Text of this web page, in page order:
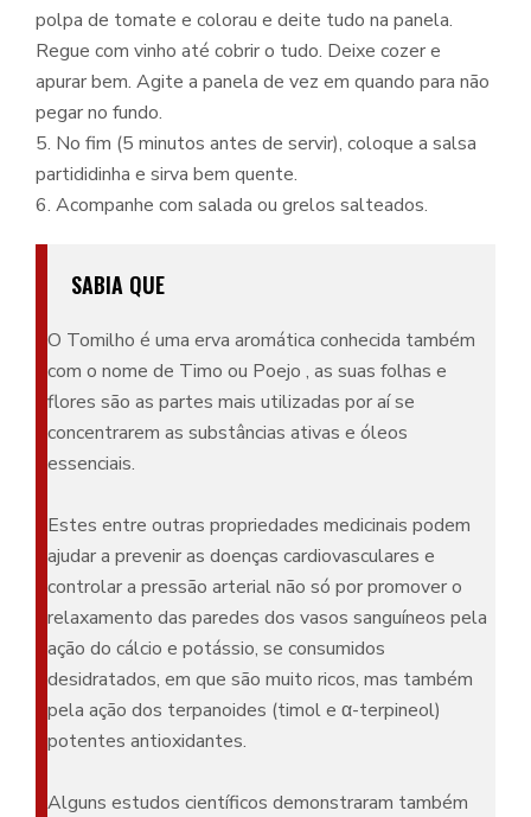
polpa de tomate e colorau e deite tudo na panela.
Regue com vinho até cobrir o tudo. Deixe cozer e
apurar bem. Agite a panela de vez em quando para não
pegar no fundo.
5. No fim (5 minutos antes de servir), coloque a salsa
partididinha e sirva bem quente.
6. Acompanhe com salada ou grelos salteados.
SABIA QUE
O Tomilho é uma erva aromática conhecida também
com o nome de Timo ou Poejo , as suas folhas e
flores são as partes mais utilizadas por aí se
concentrarem as substâncias ativas e óleos
essenciais.
Estes entre outras propriedades medicinais podem
ajudar a prevenir as doenças cardiovasculares e
controlar a pressão arterial não só por promover o
relaxamento das paredes dos vasos sanguíneos pela
ação do cálcio e potássio, se consumidos
desidratados, em que são muito ricos, mas também
pela ação dos terpanoides (timol e α-terpineol)
potentes antioxidantes.
Alguns estudos científicos demonstraram também